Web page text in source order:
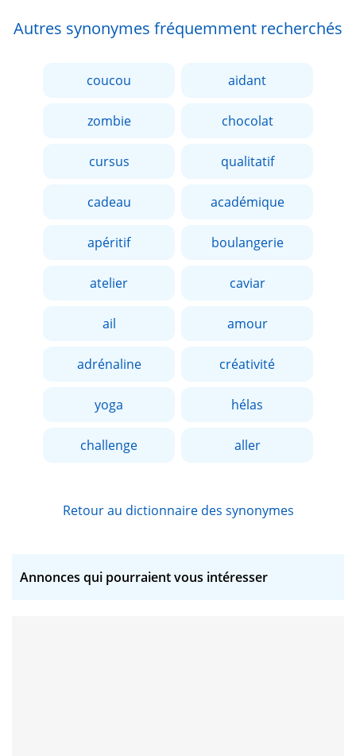
Autres synonymes fréquemment recherchés
coucou aidant
zombie chocolat
cursus qualitatif
cadeau académique
apéritif boulangerie
atelier caviar
ail amour
adrénaline créativité
yoga hélas
challenge aller
Retour au dictionnaire des synonymes
Annonces qui pourraient vous intéresser